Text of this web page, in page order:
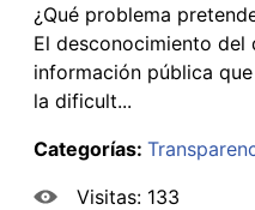
¿Qué problema
El desconocimiento del
información pública
la dificult...
Categorías:
Visitas: 133